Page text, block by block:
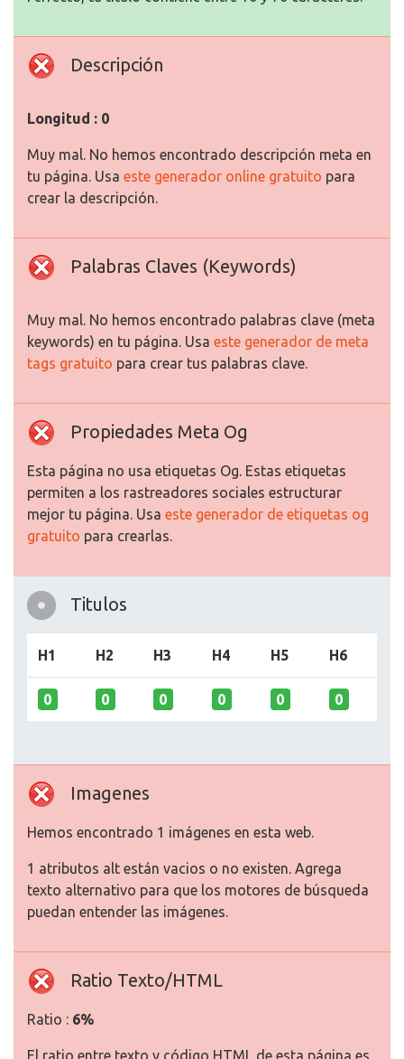
Descripción
Longitud : 0
Muy mal. No hemos encontrado descripción meta en
tu página. Usa este generador online gratuito para
crear la descripción.
Palabras Claves (Keywords)
Muy mal. No hemos encontrado palabras clave (meta
keywords) en tu página. Usa este generador de meta
tags gratuito para crear tus palabras clave.
Propiedades Meta Og
Esta página no usa etiquetas Og. Estas etiquetas
permiten a los rastreadores sociales estructurar
mejor tu página. Usa este generador de etiquetas og
gratuito para crearlas.
Titulos
H1 H2 H3 H4 H5 H6
0 0 0 0 0 0
Imagenes
Hemos encontrado 1 imágenes en esta web.
1 atributos alt están vacios o no existen. Agrega
texto alternativo para que los motores de búsqueda
puedan entender las imágenes.
Ratio Texto/HTML
Ratio : 6%
El ratio entre texto y código HTML de esta página es